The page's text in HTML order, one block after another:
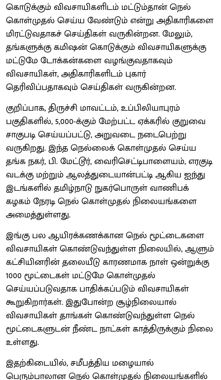
கொடுக்கும் விவசாயிகளிடம் மட்டும்தான் நெல்
கொள்முதல் செய்ய வேண்டும் என்று அதிகாரிகளை
மிரட்டுவதாகச் செய்திகள் வருகின்றன. மேலும்,
தங்களுக்கு கமிஷன் கொடுக்கும் விவசாயிகளுக்கு
மட்டுமே டோக்கன்களை வழங்குவதாகவும்
விவசாயிகள், அதிகாரிகளிடம் புகார்
தெரிவிப்பதாகவும் செய்திகள் வருகின்றன.
குறிப்பாக, திருச்சி மாவட்டம், உப்பிலியாபுரம்
பகுதிகளில், 5,000-க்கும் மேற்பட்ட ஏக்கரில் குறுவை
சாகுபடி செய்யப்பட்டு, அறுவடை நடைபெற்று
வருகிறது. இந்த நெல்லைக் கொள்முதல் செய்ய
தங்க நகர், பி. மேட்டூர், வைரிசெட்டிபாளையம், எரகுடி
வடக்கு மற்றும் ஆலத்துடையான்பட்டி ஆகிய ஐந்து
இடங்களில் தமிழ்நாடு நுகர்பொருள் வாணிபக்
கழகம் நேரடி நெல் கொள்முதல் நிலையங்களை
அமைத்துள்ளது.
இங்கு பல ஆயிரக்கணக்கான நெல் மூட்டைகளை
விவசாயிகள் கொண்டுவந்துள்ள நிலையில், ஆளும்
கட்சியினரின் தலையீடு காரணமாக நாள் ஒன்றுக்கு
1000 மூட்டைகள் மட்டுமே கொள்முதல்
செய்யப்படுவதாக பாதிக்கப்படும் விவசாயிகள்
கூறுகிறார்கள். இதுபோன்ற சூழ்நிலையால்
விவசாயிகள் தாங்கள் கொண்டுவந்துள்ள நெல்
மூட்டைகளுடன் நீண்ட நாட்கள் காத்திருக்கும் நிலை
உள்ளது.
இதற்கிடையில், சமீபத்திய மழையால்
பெரும்பாலான நெல் கொள்முதல் நிலையங்களில்